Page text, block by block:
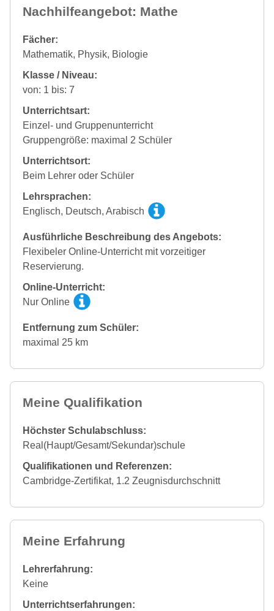
Nachhilfeangebot: Mathe
Fächer:
Mathematik, Physik, Biologie
Klasse / Niveau:
von: 1 bis: 7
Unterrichtsart:
Einzel- und Gruppenunterricht
Gruppengröße: maximal 2 Schüler
Unterrichtsort:
Beim Lehrer oder Schüler
Lehrsprachen:
Englisch, Deutsch, Arabisch
Ausführliche Beschreibung des Angebots:
Flexibeler Online-Unterricht mit vorzeitiger
Reservierung.
Online-Unterricht:
Nur Online
Entfernung zum Schüler:
maximal 25 km
Meine Qualifikation
Höchster Schulabschluss:
Real(Haupt/Gesamt/Sekundar)schule
Qualifikationen und Referenzen:
Cambridge-Zertifikat, 1.2 Zeugnisdurchschnitt
Meine Erfahrung
Lehrerfahrung:
Keine
Unterrichtserfahrungen: